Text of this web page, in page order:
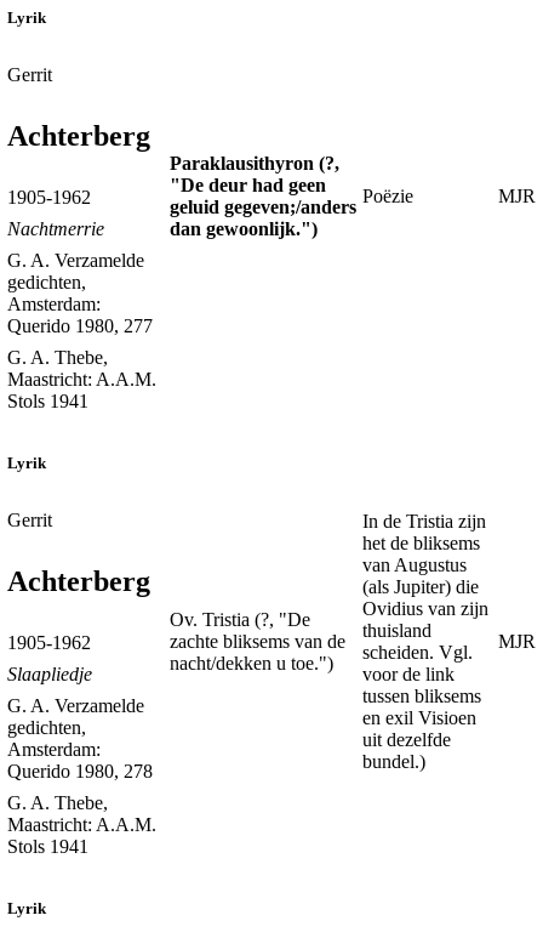
Lyrik
Gerrit
Achterberg
1905-1962
Nachtmerrie
G. A. Verzamelde
gedichten,
Amsterdam:
Querido 1980, 277
G. A. Thebe,
Maastricht: A.A.M.
Stols 1941
Paraklausithyron (?,
"De deur had geen
geluid gegeven;/anders
dan gewoonlijk.")
Poëzie MJR
Lyrik
Gerrit
Achterberg
1905-1962
Slaapliedje
G. A. Verzamelde
gedichten,
Amsterdam:
Querido 1980, 278
G. A. Thebe,
Maastricht: A.A.M.
Stols 1941
Ov. Tristia (?, "De
zachte bliksems van de
nacht/dekken u toe.")
In de Tristia zijn
het de bliksems
van Augustus
(als Jupiter) die
Ovidius van zijn
thuisland
scheiden. Vgl.
voor de link
tussen bliksems
en exil Visioen
uit dezelfde
bundel.)
MJR
Lyrik